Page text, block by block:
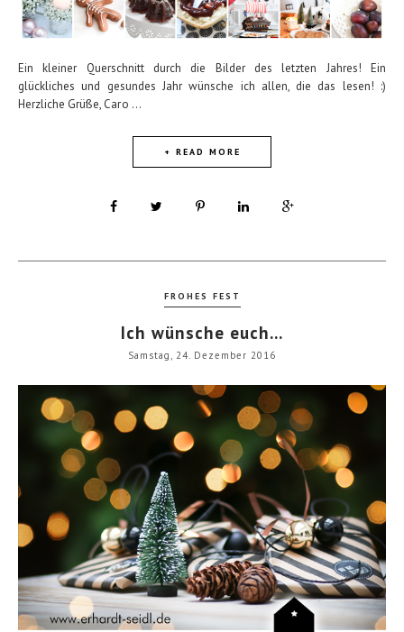
Ein kleiner Querschnitt durch die Bilder des letzten Jahres! Ein
glückliches und gesundes Jahr wünsche ich allen, die das lesen! :)
Herzliche Grüße, Caro ...
+ READ MORE
FROHES FEST
Ich wünsche euch...
Samstag, 24. Dezember 2016